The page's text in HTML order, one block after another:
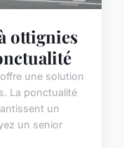
ottignies
une solution
La ponctualité
un
un senior